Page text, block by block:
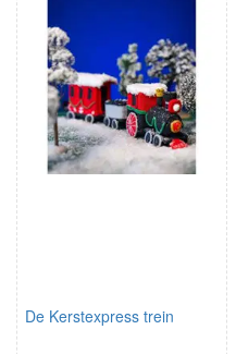
De Kerstexpress trein